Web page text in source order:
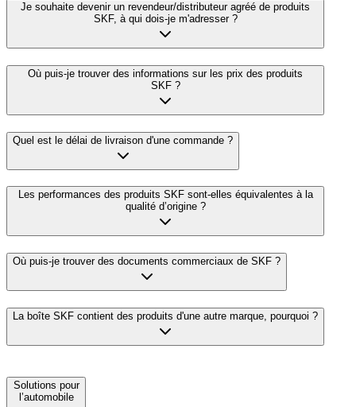
Je souhaite devenir un revendeur/distributeur agréé de produits
SKF, à qui dois-je m'adresser ?
Où puis-je trouver des informations sur les prix des produits
SKF ?
Quel est le délai de livraison d'une commande ?
Les performances des produits SKF sont-elles équivalentes à la
qualité d’origine ?
Où puis-je trouver des documents commerciaux de SKF ?
La boîte SKF contient des produits d'une autre marque, pourquoi ?
Solutions pour
l’automobile